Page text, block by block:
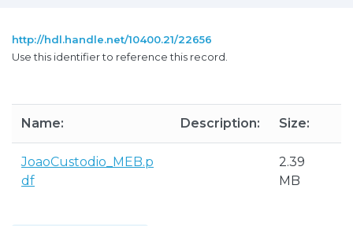
http://hdl.handle.net/10400.21/22656
Use this identifier to reference this record.
Name: Description: Size:
JoaoCustodio_MEB.p
df
2.39
MB